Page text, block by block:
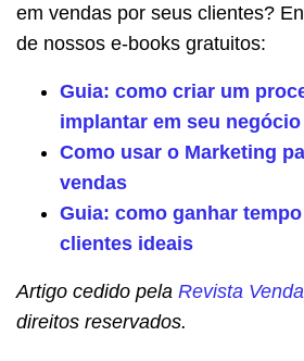
em vendas por seus clientes?
de nossos e-books gratuitos:
Guia: como criar um
implantar em seu negócio
Como usar o Marketing
vendas
Guia: como ganhar
clientes ideais
Artigo cedido pela Revista
direitos reservados.